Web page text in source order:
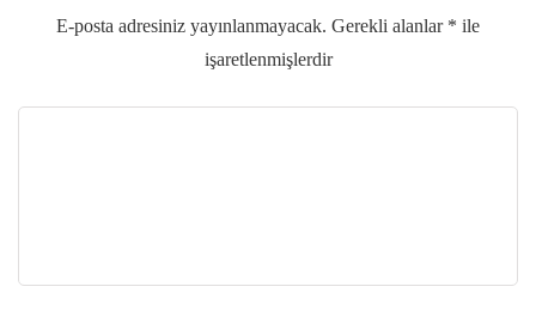
E-posta adresiniz yayınlanmayacak. Gerekli alanlar * ile
işaretlenmişlerdir